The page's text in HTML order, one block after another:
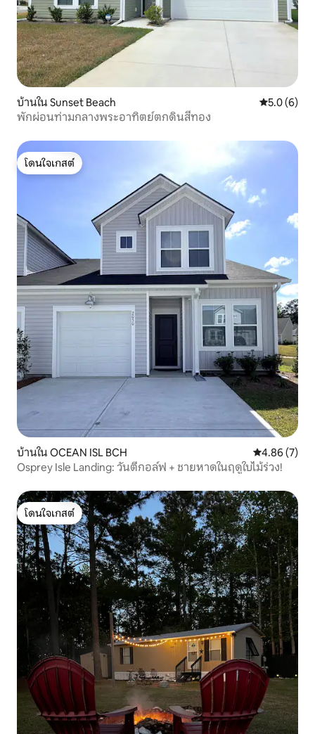
บ้านใน Sunset Beach คะแนนเฉลี่
5.0 (6)
พักผ่อนท่ามกลางพระอาทิตย์ตกดินสีทอง
โดนใจเกสต์
โดนใจเกสต์
บ้านใน OCEAN ISL BCH คะแนนเฉลี่ย
4.86 (7)
Osprey Isle Landing: วันตีกอล์ฟ + ชายหาดในฤดูใบไม้ร่วง!
โดนใจเกสต์
โดนใจเกสต์